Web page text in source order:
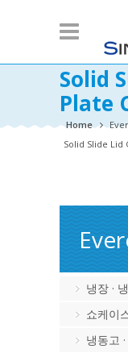
Solid
Plate
Home
Solid Slide Lid
냉장 ·
쇼케이
냉동고